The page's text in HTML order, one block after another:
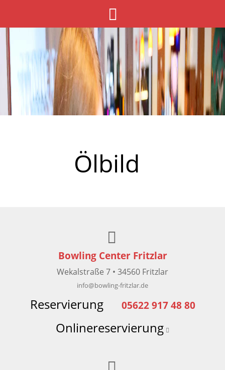
Ölbild
Bowling Center Fritzlar
Wekalstraße 7 • 34560 Fritzlar
info@bowling-fritzlar.de
Reservierung 05622 917 48 80
Onlinereservierung